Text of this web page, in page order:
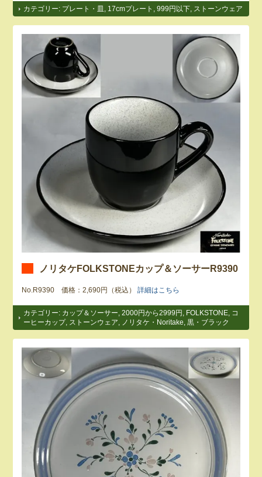
カテゴリー: プレート・皿 17cmプレート ,999円以下 ストーンウェア
ノリタケFOLKSTONEカップ＆ソーサーR9390
No.R9390 価格：2,690円（税込）詳細はこちら
カテゴリー: カップ＆ソーサー ,2000円から2999円 FOLKSTONE
コ
ーヒーカップ
ストーンウェア ノリタケ・Noritake ,黒・ブラック